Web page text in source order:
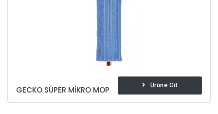
GECKO SÜPER MIKRO MOP Ürüne Git